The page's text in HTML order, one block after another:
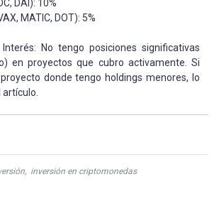
DAI): 10%
MATIC, DOT): 5%
No tengo posiciones significativas
en proyectos que cubro activamente. Si
donde tengo holdings menores, lo
artículo.
, inversión en criptomonedas